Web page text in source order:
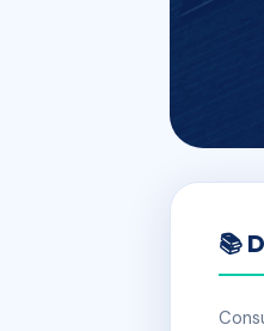
📍
📚